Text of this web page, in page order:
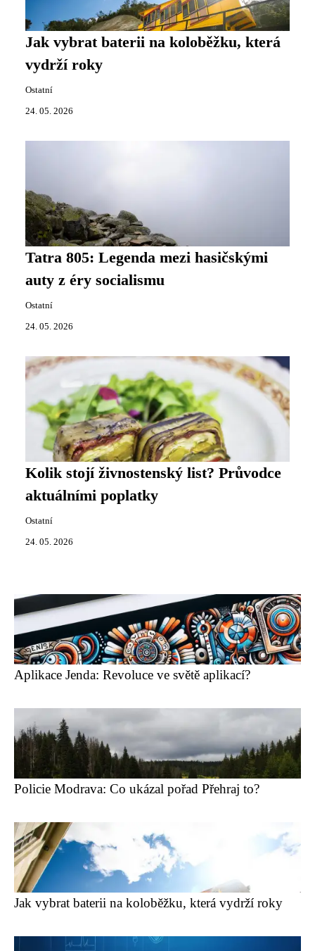
Jak vybrat baterii na koloběžku, která
vydrží roky
Ostatní
24. 05. 2026
Tatra 805: Legenda mezi hasičskými
auty z éry socialismu
Ostatní
24. 05. 2026
Kolik stojí živnostenský list? Průvodce
aktuálními poplatky
Ostatní
24. 05. 2026
Aplikace Jenda: Revoluce ve světě aplikací?
Policie Modrava: Co ukázal pořad Přehraj to?
Jak vybrat baterii na koloběžku, která vydrží roky